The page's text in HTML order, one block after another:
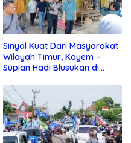
Sinyal Kuat Dari Masyarakat
Wilayah Timur, Koyem –
Supian Hadi Blusukan di